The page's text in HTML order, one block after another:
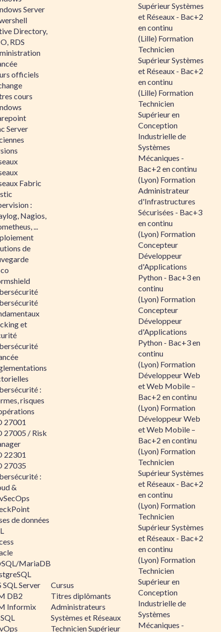
Server
Directory,
RDS
officiels
cours
Server
Fabric
:
Nagios,
...
de
et
:
risques
27001
27005 / Risk
22301
27035
:
&
de données
MariaDB
SQL Server
DB2
Informix
Cursus
Titres diplômants
Administrateurs
Systèmes et Réseaux
Technicien Supérieur
Supérieur Systèmes
et Réseaux - Bac+2
en continu
(Lille) Formation
Technicien
Supérieur Systèmes
et Réseaux - Bac+2
en continu
(Lille) Formation
Technicien
Supérieur en
Conception
Industrielle de
Systèmes
Mécaniques -
Bac+2 en continu
(Lyon) Formation
Administrateur
d'Infrastructures
Sécurisées - Bac+3
en continu
(Lyon) Formation
Concepteur
Développeur
d'Applications
Python - Bac+3 en
continu
(Lyon) Formation
Concepteur
Développeur
d'Applications
Python - Bac+3 en
continu
(Lyon) Formation
Développeur Web
et Web Mobile –
Bac+2 en continu
(Lyon) Formation
Développeur Web
et Web Mobile –
Bac+2 en continu
(Lyon) Formation
Technicien
Supérieur Systèmes
et Réseaux - Bac+2
en continu
(Lyon) Formation
Technicien
Supérieur Systèmes
et Réseaux - Bac+2
en continu
(Lyon) Formation
Technicien
Supérieur en
Conception
Industrielle de
Systèmes
Mécaniques -